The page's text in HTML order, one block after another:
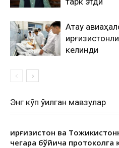
Ақтау
келинди
Энг кўп ўқилган мавзулар
Қирғизистон ва
чегара бўйича протоколга